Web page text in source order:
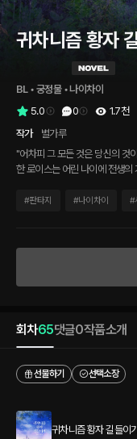
귀차니즘 황자
BL • 궁정물 • 나이차이
5.0
0 1.7천
작가
별가루
"어차피 그 모든 것은 당신의 것이 될 겁니다.
한 로이스는 어린 나이에 전생의
떠올리고, 망국의 귀족이 되지
없어 보이는데……. * * * “음……. 오늘은 이만 돌아가시는 게 어떨까요? 아무래도 황자
님의 심기가 오늘 좋지 않으신
과 성장을 위해 이루어지는 과정
예법에는 어긋나지만, 교사를
#판타지 #나이차이 #
회차65댓글0작품소개
선물하기
선택소장
귀차니즘 황자 길들